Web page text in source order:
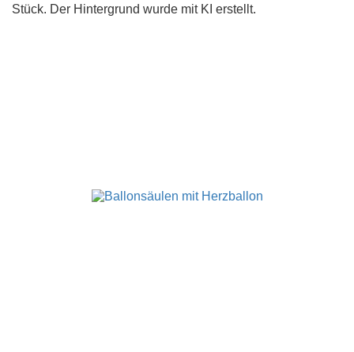
Stück. Der Hintergrund wurde mit KI erstellt.